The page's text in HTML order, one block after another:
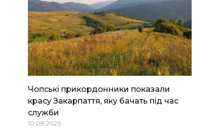
Чопські прикордонники показали
красу Закарпаття, яку бачать під час
служби
10.08.2026